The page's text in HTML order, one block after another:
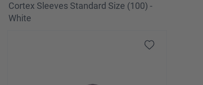
Cortex Sleeves Standard Size (100) -
White